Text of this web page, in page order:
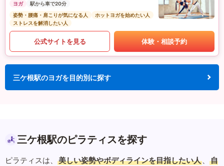
ヨガ
駅から車で20分
姿勢・腰痛・肩こりが気になる人
ホットヨガを始めたい人
ストレスを解消したい人
公式サイトを見る 体験・相談予約
三ケ根駅のヨガを目的別に探す
三ケ根駅のピラティスを探す
ピラティスは、 美しい姿勢やボディラインを目指したい人 、
自